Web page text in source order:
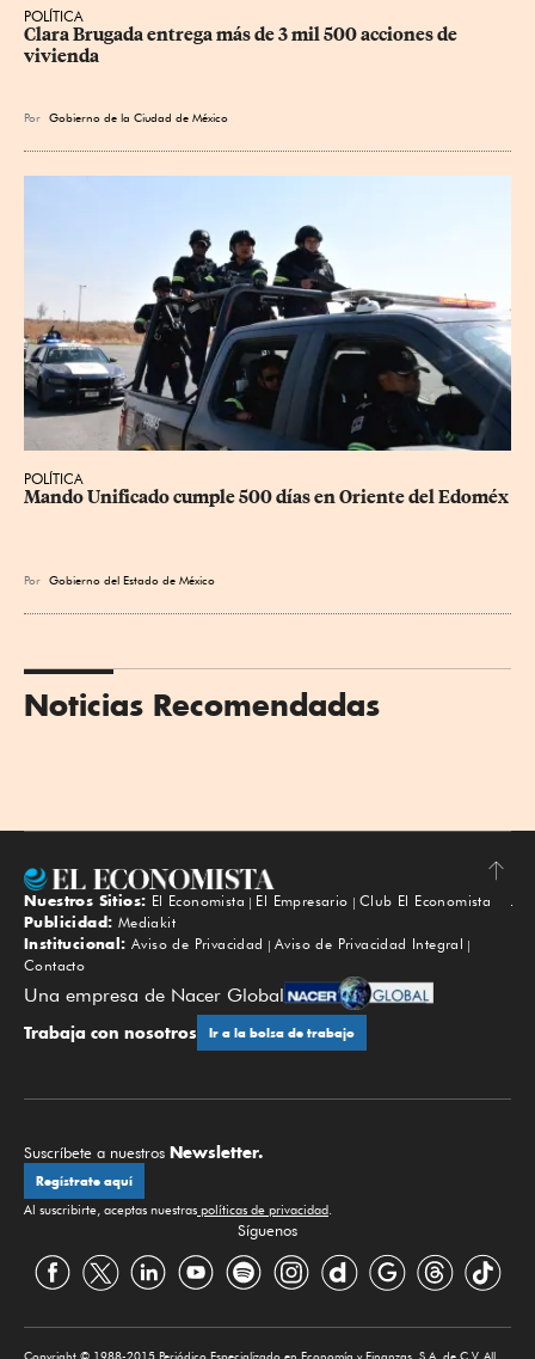
POLÍTICA
Clara Brugada entrega más de 3 mil 500 acciones de
vivienda
Por Gobierno de la Ciudad de México
POLÍTICA
Mando Unificado cumple 500 días en Oriente del Edoméx
Por Gobierno del Estado de México
Noticias Recomendadas
Subir
Nuestros Sitios: El Economista El Empresario
Club El Economista
Publicidad: Mediakit
Institucional: Aviso de Privacidad
Aviso de Privacidad Integral
Contacto
Una empresa de Nacer Global
Trabaja con nosotros Ir a la bolsa de trabajo
Suscríbete a nuestros Newsletter.
Regístrate aquí
Al suscribirte, aceptas nuestras políticas de privacidad
Síguenos
Copyright © 1988-2015 Periódico Especializado en Economía y Finanzas, S.A. de C.V. All